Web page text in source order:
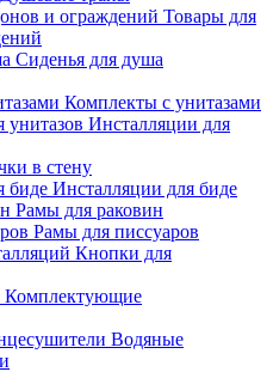
Товары для
Сиденья для душа
Комплекты с унитазами
Инсталляции для
в стену
Инсталляции для биде
Рамы для раковин
Рамы для писсуаров
Кнопки для
Комплектующие
Водяные